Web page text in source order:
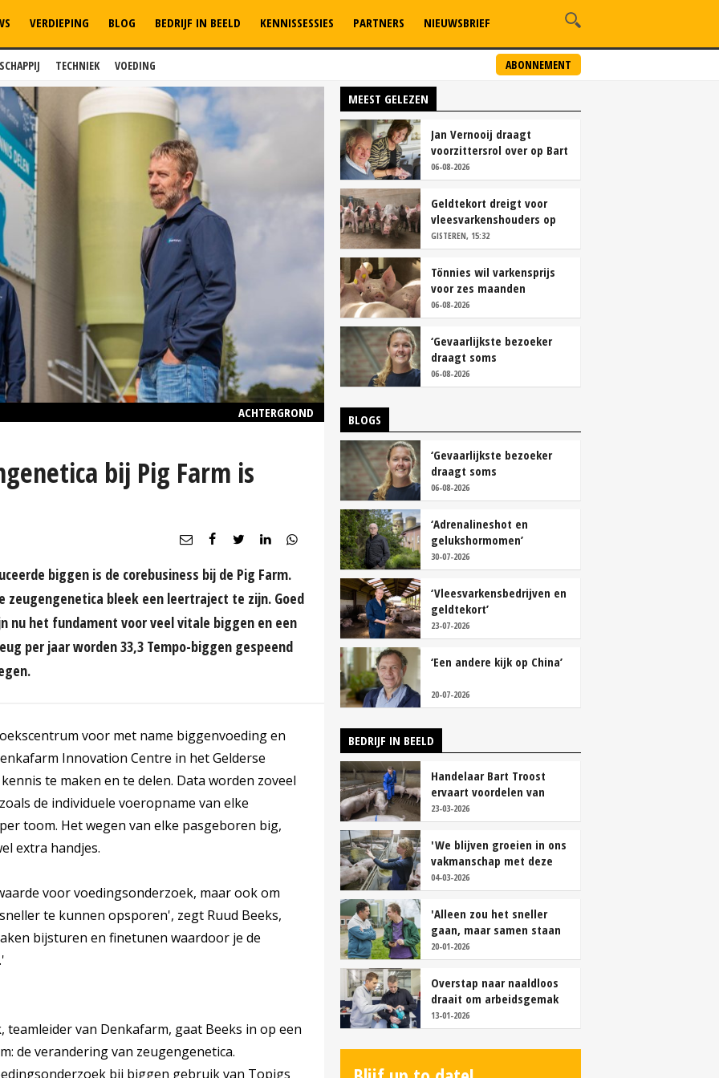
TECHNIEK VOEDING ABONNEMENT
VERDIEPING BLOG BEDRIJF IN BEELD KENNISSESSIES PARTNERS NIEUWSBRIEF
ACHTERGROND
bij Pig Farm is
biggen is de corebusiness bij de Pig Farm.
zeugengenetica bleek een leertraject te zijn. Goed
nu het fundament voor veel vitale biggen en een
per jaar worden 33,3 Tempo-biggen gespeend
voor met name biggenvoeding en
Innovation Centre in het Gelderse
te maken en te delen. Data worden zoveel
de individuele voeropname van elke
toom. Het wegen van elke pasgeboren big,
extra handjes.
voor voedingsonderzoek, maar ook om
te kunnen opsporen', zegt Ruud Beeks,
bijsturen en finetunen waardoor je de
teamleider van Denkafarm, gaat Beeks in op een
de verandering van zeugengenetica.
bij biggen gebruik van Topigs
MEEST GELEZEN
Jan Vernooij draagt
voorzittersrol over op Bart
Camps
06-08-2026
Geldtekort dreigt voor
vleesvarkenshouders op
vrije markt
GISTEREN, 15:32
Tönnies wil varkensprijs
voor zes maanden
vastleggen
06-08-2026
‘Gevaarlijkste bezoeker
draagt soms
overschoenen’
06-08-2026
BLOGS
‘Gevaarlijkste bezoeker
draagt soms
overschoenen’
06-08-2026
‘Adrenalineshot en
gelukshormomen’
30-07-2026
‘Vleesvarkensbedrijven en
geldtekort’
23-07-2026
‘Een andere kijk op China’
20-07-2026
BEDRIJF IN BEELD
Handelaar Bart Troost
ervaart voordelen van
coöperatieve voerfusie
23-03-2026
'We blijven groeien in ons
vakmanschap met deze
teamaanpak'
04-03-2026
'Alleen zou het sneller
gaan, maar samen staan
we stukken sterker'
20-01-2026
Overstap naar naaldloos
draait om arbeidsgemak
en diervriendelijkheid
13-01-2026